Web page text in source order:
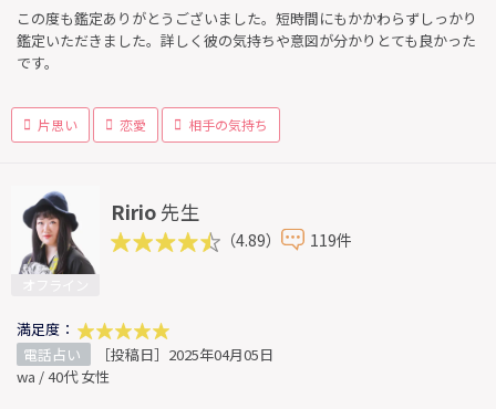
この度も鑑定ありがとうございました。短時間にもかかわらずしっかり
鑑定いただきました。詳しく彼の気持ちや意図が分かりとても良かった
です。
片思い 恋愛 相手の気持ち
Ririo 先生
（4.89） 119件
満足度：
電話占い
［投稿日］2025年04月05日
wa / 40代 女性